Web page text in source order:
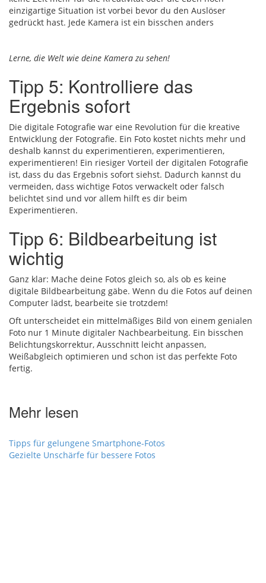
einzigartige Situation ist vorbei bevor du den Auslöser
gedrückt hast. Jede Kamera ist ein bisschen anders
Lerne, die Welt wie deine Kamera zu sehen!
Tipp 5: Kontrolliere das
Ergebnis sofort
Die digitale Fotografie war eine Revolution für die kreative
Entwicklung der Fotografie. Ein Foto kostet nichts mehr und
deshalb kannst du experimentieren, experimentieren,
experimentieren! Ein riesiger Vorteil der digitalen Fotografie
ist, dass du das Ergebnis sofort siehst. Dadurch kannst du
vermeiden, dass wichtige Fotos verwackelt oder falsch
belichtet sind und vor allem hilft es dir beim
Experimentieren.
Tipp 6: Bildbearbeitung ist
wichtig
Ganz klar: Mache deine Fotos gleich so, als ob es keine
digitale Bildbearbeitung gäbe. Wenn du die Fotos auf deinen
Computer lädst, bearbeite sie trotzdem!
Oft unterscheidet ein mittelmäßiges Bild von einem genialen
Foto nur 1 Minute digitaler Nachbearbeitung. Ein bisschen
Belichtungskorrektur, Ausschnitt leicht anpassen,
Weißabgleich optimieren und schon ist das perfekte Foto
fertig.
Mehr lesen
Tipps für gelungene Smartphone-Fotos
Gezielte Unschärfe für bessere Fotos